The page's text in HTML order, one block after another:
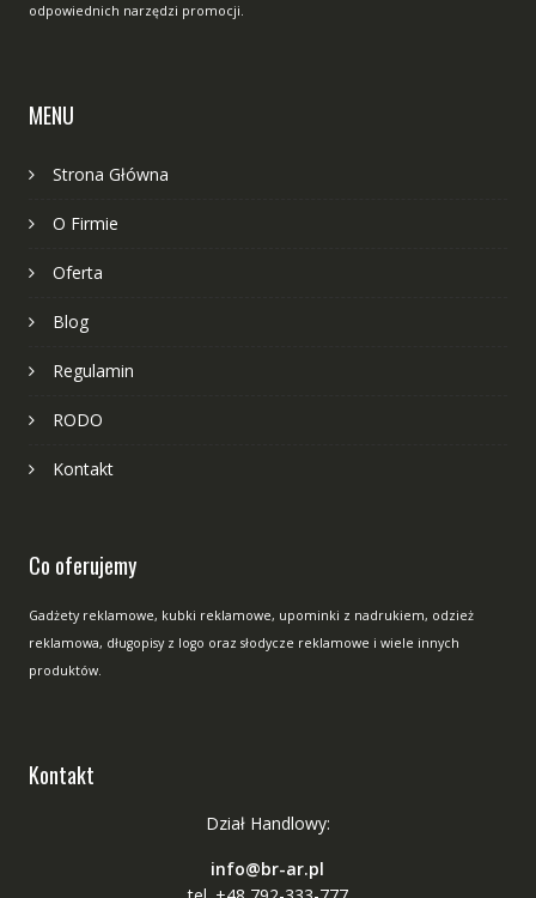
odpowiednich narzędzi promocji.
MENU
Strona Główna
O Firmie
Oferta
Blog
Regulamin
RODO
Kontakt
Co oferujemy
Gadżety reklamowe, kubki reklamowe, upominki z nadrukiem, odzież
reklamowa, długopisy z logo oraz słodycze reklamowe i wiele innych
produktów.
Kontakt
Dział Handlowy:
info@br-ar.pl